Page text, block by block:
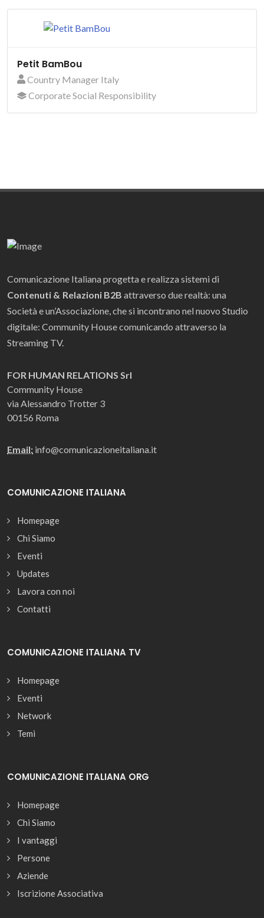
Petit BamBou
Country Manager Italy
Corporate Social Responsibility
Comunicazione Italiana progetta e realizza sistemi di
Contenuti & Relazioni B2B attraverso due realtà: una
Società e un’Associazione, che si incontrano nel nuovo Studio
digitale: Community House comunicando attraverso la
Streaming TV.
FOR HUMAN RELATIONS Srl
Community House
via Alessandro Trotter 3
00156 Roma
Email: info@comunicazioneitaliana.it
COMUNICAZIONE ITALIANA
Homepage
Chi Siamo
Eventi
Updates
Lavora con noi
Contatti
COMUNICAZIONE ITALIANA TV
Homepage
Eventi
Network
Temi
COMUNICAZIONE ITALIANA ORG
Homepage
Chi Siamo
I vantaggi
Persone
Aziende
Iscrizione Associativa